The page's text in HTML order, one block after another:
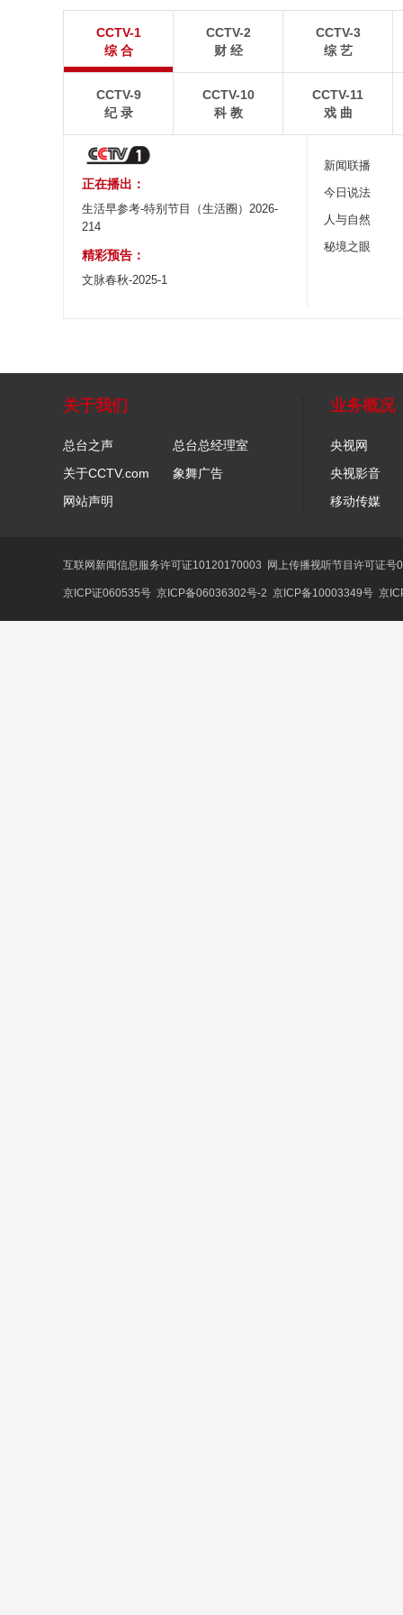
8月5日，“科伦坡”轮缓缓驶离山东港口青岛港前湾联
合集装箱码头。
8月6日，河北承德，
CCTV-1
综 合
CCTV-2
财 经
CCTV-3
综 艺
CCTV-9
纪 录
CCTV-10
科 教
CCTV-11
戏 曲
正在播出：
生活早参考-特别节目（生活圈）2026-
214
精彩预告：
文脉春秋-2025-1
新闻联播
今日说法
人与自然
秘境之眼
关于我们
总台之声
总台总经理室
关于CCTV.com
象舞广告
网站声明
业务概况
央视网
央视影音
移动传媒
互联网新闻信息服务许可证10120170003 网上传播视听节目许可证
京ICP证060535号 京ICP备06036302号-2 京ICP备10003349号 京